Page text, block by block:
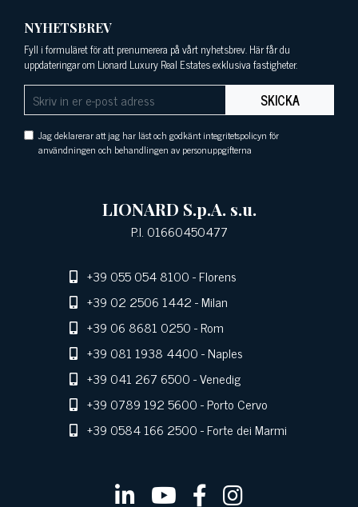
NYHETSBREV
Fyll i formuläret för att prenumerera på vårt nyhetsbrev. Här får du
uppdateringar om Lionard Luxury Real Estates exklusiva fastigheter.
SKICKA
Jag deklarerar att jag har läst och godkänt integritetspolicyn för
användningen och behandlingen av personuppgifterna
LIONARD S.p.A. s.u.
P.I. 01660450477
+39 055 054 8100- Florens
+39 02 2506 1442- Milan
+39 06 8681 0250- Rom
+39 081 1938 4400- Naples
+39 041 267 6500- Venedig
+39 0789 192 5600- Porto Cervo
+39 0584 166 2500- Forte dei Marmi